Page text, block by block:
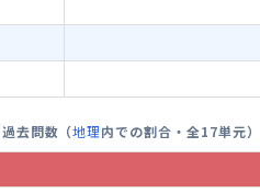
去問数（地理内での割合・全17単元）